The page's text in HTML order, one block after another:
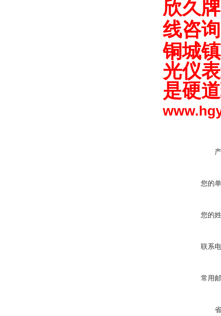
欣久
线咨
铜城
光仪
是硬
您的
您的
联系
常用